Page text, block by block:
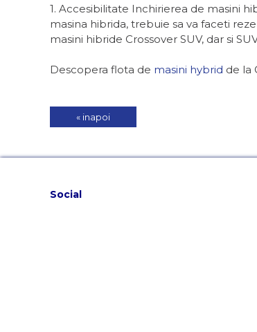
1. Accesibilitate Inchirierea de masini
masina hibrida, trebuie sa va faceti
masini hibride Crossover SUV, dar si
Descopera flota de masini hybrid de la
« inapoi
Social